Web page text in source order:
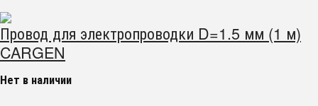
Провод для электропроводки D=1.5 мм (1 м)
CARGEN
Нет в наличии